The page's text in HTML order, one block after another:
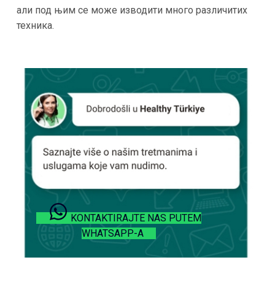
али под њим се може изводити много различитих
техника.
KONTAKTIRAJTE NAS PUTEM
WHATSAPP-A